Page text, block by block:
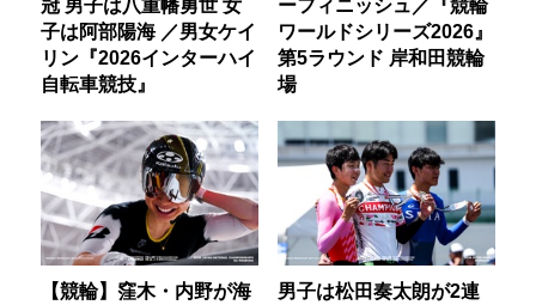
冠 男子は八重幡勇世 女
子は阿部陽海 ／男女ケイ
リン『2026インターハイ
自転車競技』
ーフィニッシュ／『競輪
ワールドシリーズ2026』
第5ラウンド 岸和田競輪
場
【競輪】窪木・内野が海
男子は松田奏太朗が2連